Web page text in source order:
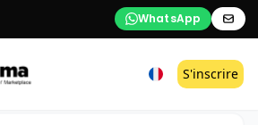
WhatsApp
S'inscrire